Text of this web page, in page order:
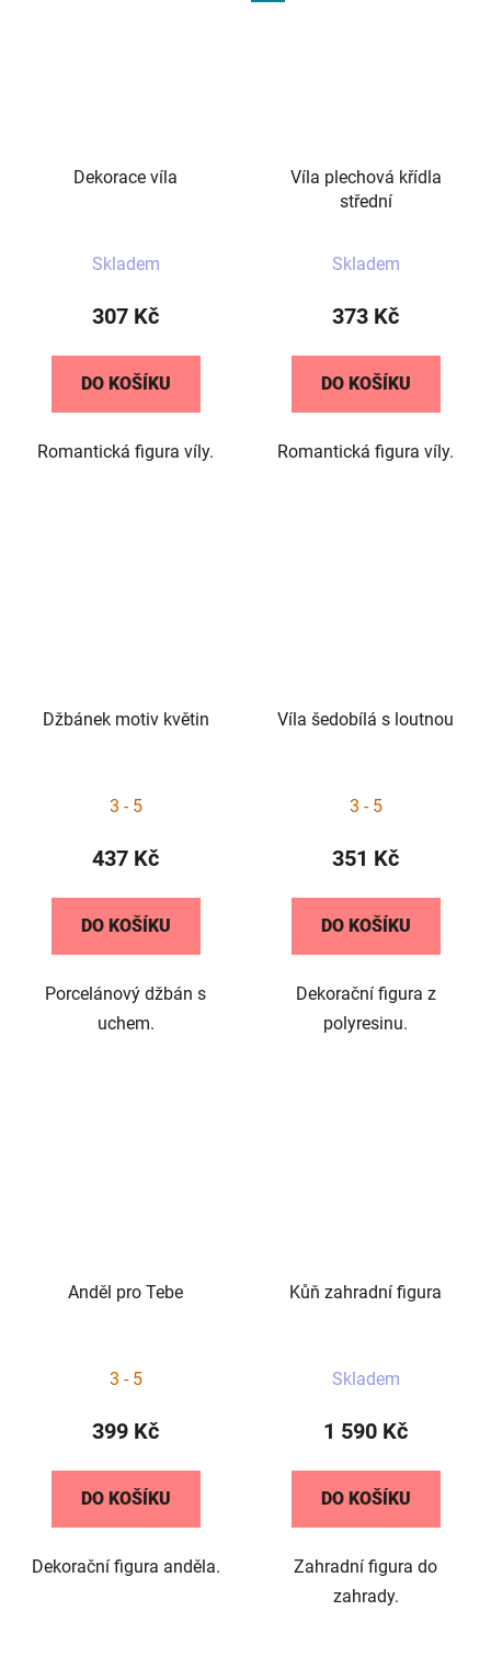
Dekorace víla
Skladem
307 Kč
DO KOŠÍKU
Romantická figura víly.
Víla plechová křídla
střední
Skladem
373 Kč
DO KOŠÍKU
Romantická figura víly.
Džbánek motiv květin
3 - 5
437 Kč
DO KOŠÍKU
Porcelánový džbán s
uchem.
Víla šedobílá s loutnou
3 - 5
351 Kč
DO KOŠÍKU
Dekorační figura z
polyresinu.
Anděl pro Tebe
3 - 5
399 Kč
DO KOŠÍKU
Dekorační figura anděla.
Kůň zahradní figura
Skladem
1 590 Kč
DO KOŠÍKU
Zahradní figura do
zahrady.